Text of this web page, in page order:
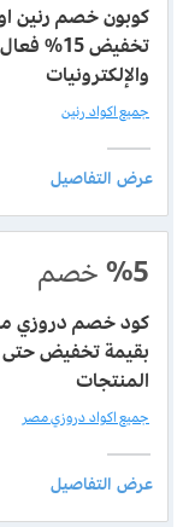
كوبون خصم رنين
تخفيض
والإلكترونيات
جميع اكواد رنين
%5خصم
المنتجات
جميع اكواد دروزي مصر